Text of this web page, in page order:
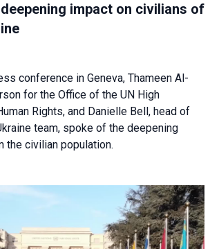
impact on civilians of
conference in Geneva, Thameen Al-
for the Office of the UN High
Rights, and Danielle Bell, head of
team, spoke of the deepening
the civilian population.